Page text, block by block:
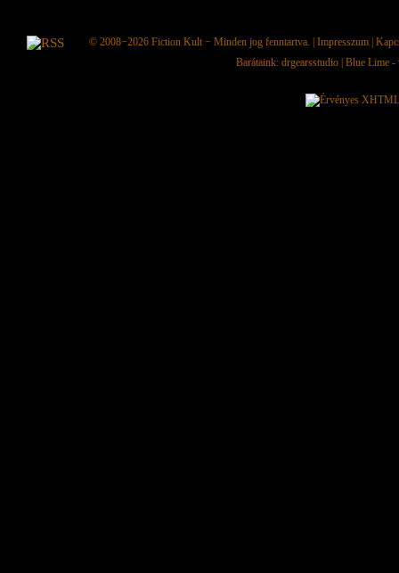
© 2008−2026 Fiction Kult − Minden jog fenntartva. | Impresszum
Barátaink: drgearsstudio Blue Lime -